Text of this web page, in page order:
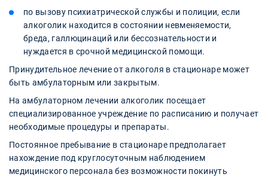
по вызову психиатрической службы и полиции, если
алкоголик находится в состоянии невменяемости,
бреда, галлюцинаций или бессознательности и
нуждается в срочной медицинской помощи.
Принудительное лечение от алкоголя в стационаре может
быть амбулаторным или закрытым.
На амбулаторном лечении алкоголик посещает
специализированное учреждение по расписанию и получает
необходимые процедуры и препараты.
Постоянное пребывание в стационаре предполагает
нахождение под круглосуточным наблюдением
медицинского персонала без возможности покинуть